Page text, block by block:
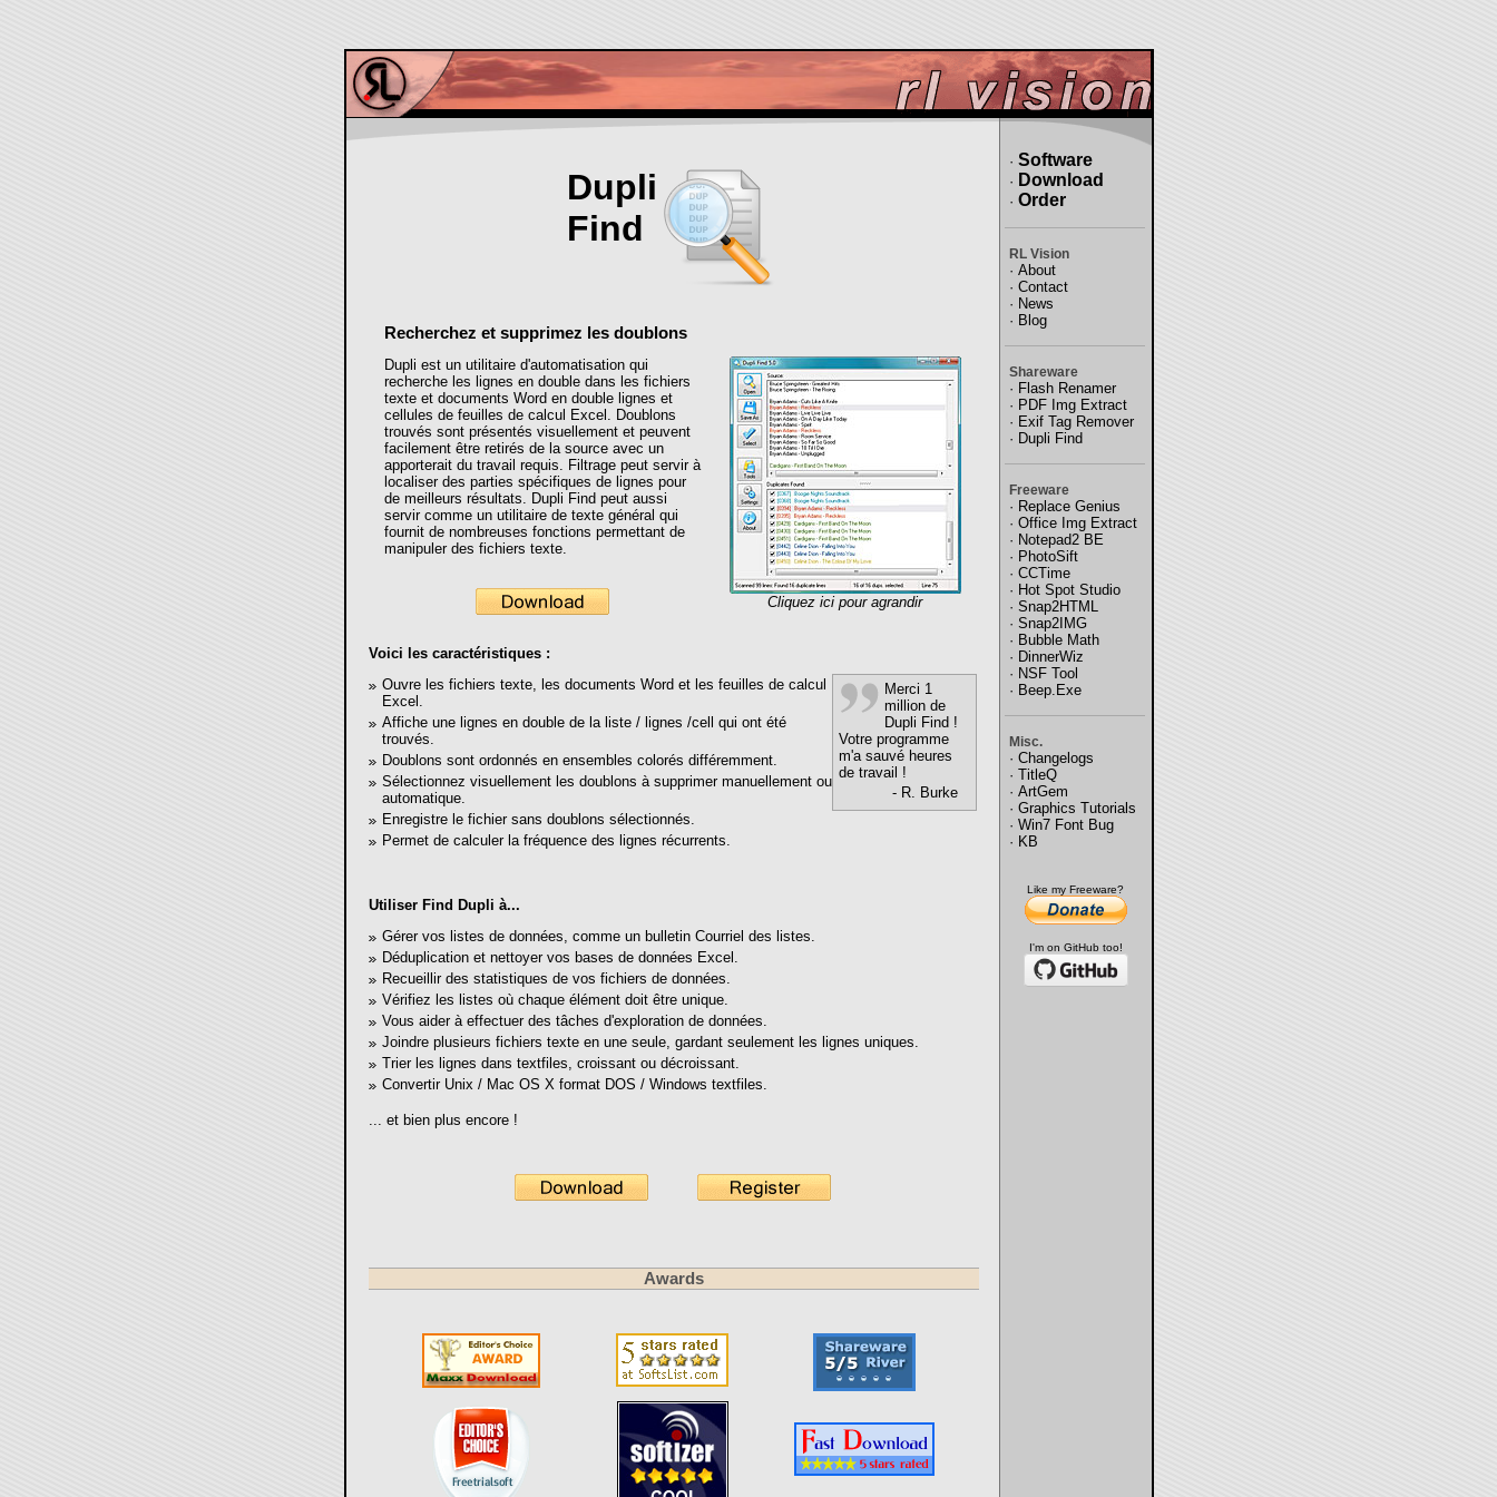
Dupli
Find
Recherchez et supprimez les doublons
Dupli est un utilitaire d'automatisation qui
recherche les lignes en double dans les fichiers
texte et documents Word en double lignes et
cellules de feuilles de calcul Excel. Doublons
trouvés sont présentés visuellement et peuvent
facilement être retirés de la source avec un
apporterait du travail requis. Filtrage peut servir à
localiser des parties spécifiques de lignes pour
de meilleurs résultats. Dupli Find peut aussi
servir comme un utilitaire de texte général qui
fournit de nombreuses fonctions permettant de
manipuler des fichiers texte.
Cliquez ici pour agrandir
Voici les caractéristiques :
Merci 1
million de
Dupli Find !
Votre programme
m'a sauvé heures
de travail !
- R. Burke
Ouvre les fichiers texte, les documents Word et les feuilles de calcul
Excel.
Affiche une lignes en double de la liste / lignes /cell qui ont été
trouvés.
Doublons sont ordonnés en ensembles colorés différemment.
Sélectionnez visuellement les doublons à supprimer manuellement ou
automatique.
Enregistre le fichier sans doublons sélectionnés.
Permet de calculer la fréquence des lignes récurrents.
Utiliser Find Dupli à...
Gérer vos listes de données, comme un bulletin Courriel des listes.
Déduplication et nettoyer vos bases de données Excel.
Recueillir des statistiques de vos fichiers de données.
Vérifiez les listes où chaque élément doit être unique.
Vous aider à effectuer des tâches d'exploration de données.
Joindre plusieurs fichiers texte en une seule, gardant seulement les lignes uniques.
Trier les lignes dans textfiles, croissant ou décroissant.
Convertir Unix / Mac OS X format DOS / Windows textfiles.
... et bien plus encore !
Awards
· Software
· Download
· Order
RL Vision
· About
· Contact
· News
· Blog
Shareware
· Flash Renamer
· PDF Img Extract
· Exif Tag Remover
· Dupli Find
Freeware
· Replace Genius
· Office Img Extract
· Notepad2 BE
· PhotoSift
· CCTime
· Hot Spot Studio
· Snap2HTML
· Snap2IMG
· Bubble Math
· DinnerWiz
· NSF Tool
· Beep.Exe
Misc.
· Changelogs
· TitleQ
· ArtGem
· Graphics Tutorials
· Win7 Font Bug
· KB
Like my Freeware?
I'm on GitHub too!